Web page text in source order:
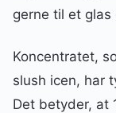
gerne til et glas
Koncentratet,
slush icen, har
Det betyder, at